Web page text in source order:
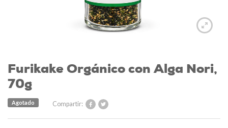
Furikake Orgánico con Alga Nori,
70g
Compartir:
Agotado